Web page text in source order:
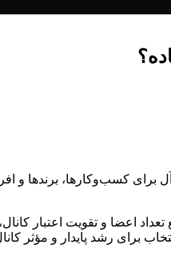
برای کسب‌وکارها، برندها و
اعضا و تقویت اعتبار
برای رشد پایدار و مؤثر